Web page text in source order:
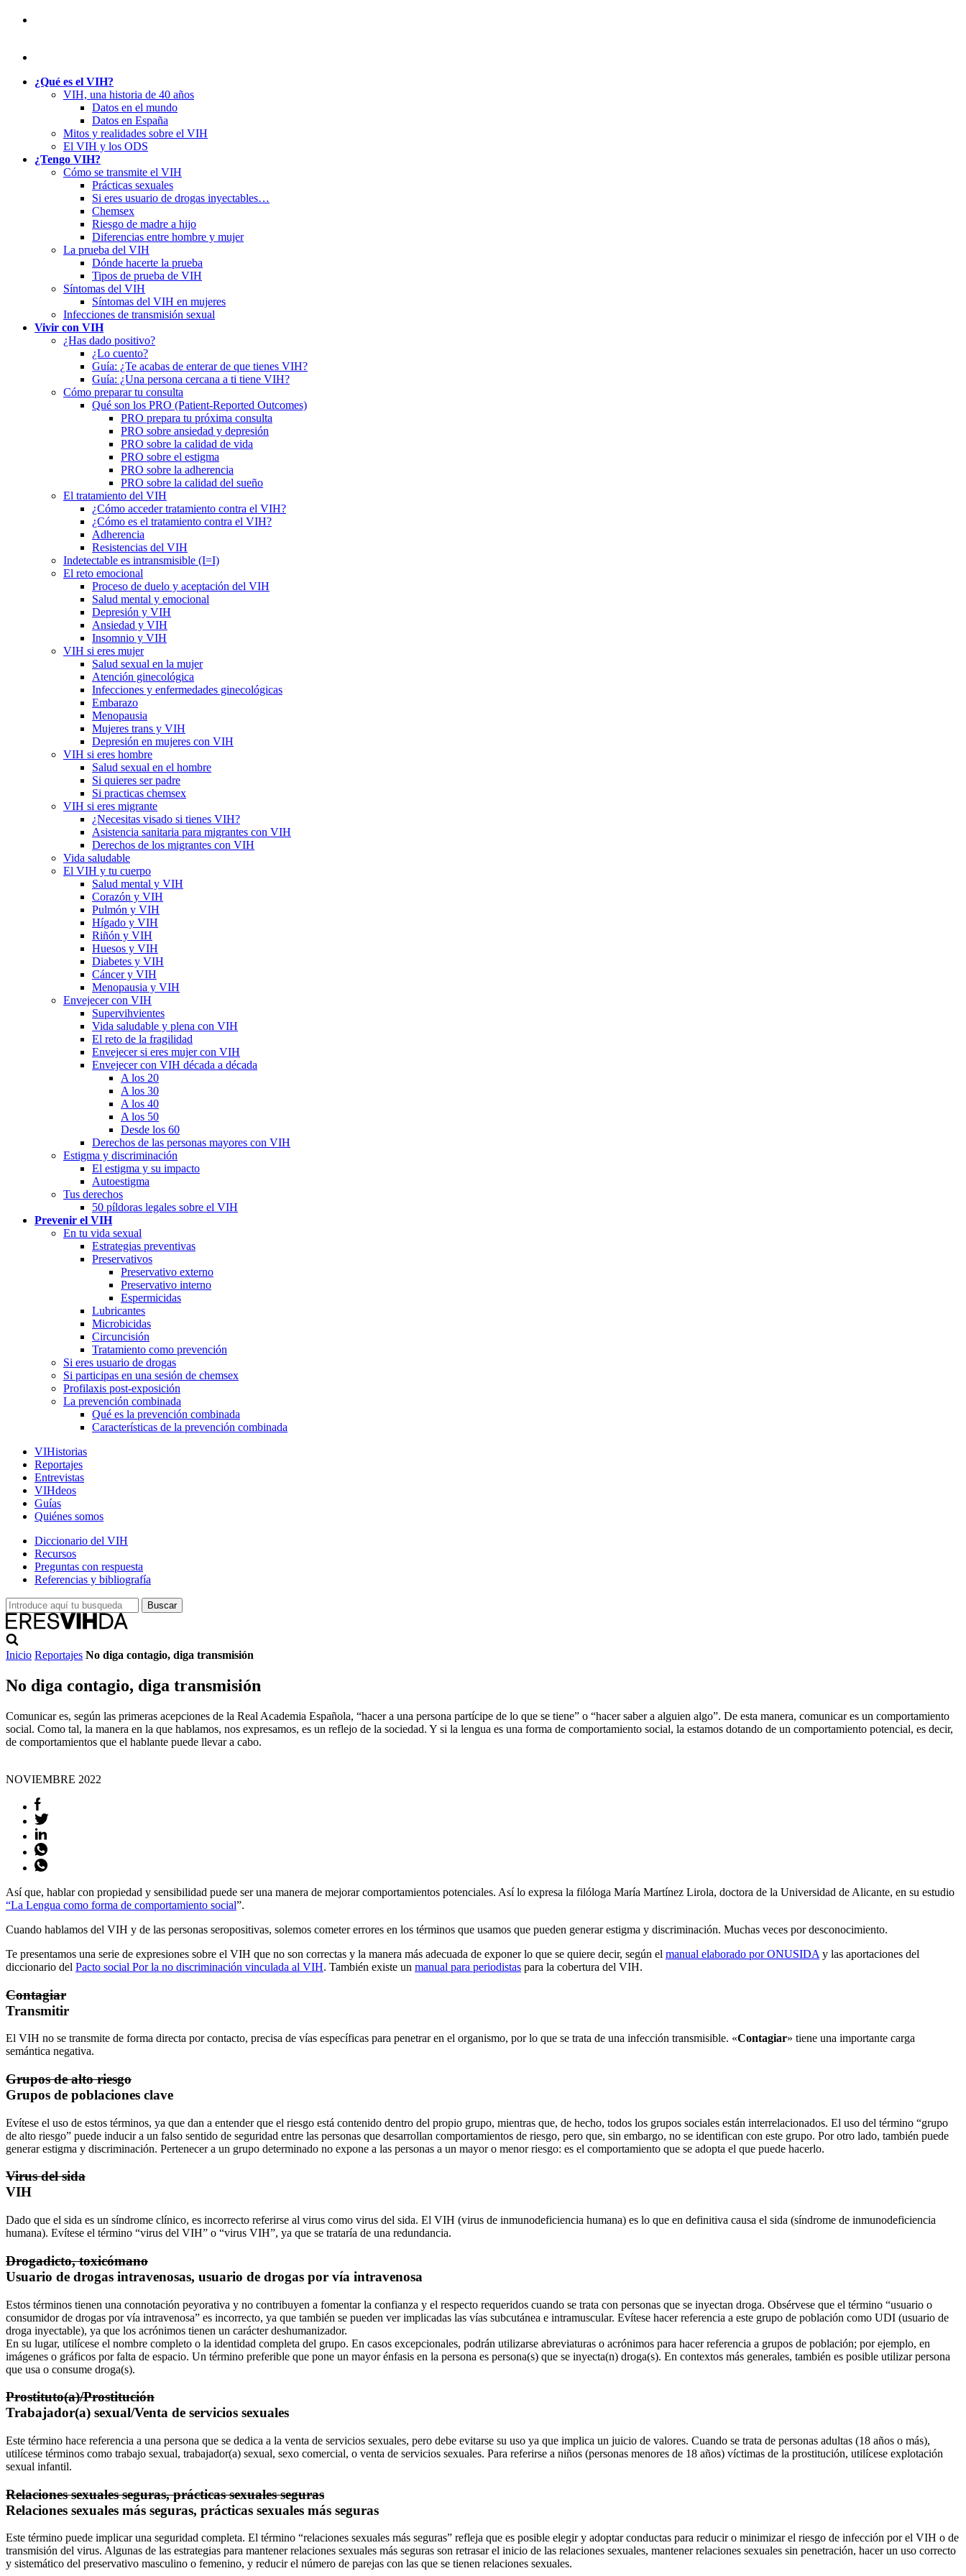
¿Qué es el VIH?
VIH, una historia de 40 años
Datos en el mundo
Datos en España
Mitos y realidades sobre el VIH
El VIH y los ODS
¿Tengo VIH?
Cómo se transmite el VIH
Prácticas sexuales
Si eres usuario de drogas inyectables…
Chemsex
Riesgo de madre a hijo
Diferencias entre hombre y mujer
La prueba del VIH
Dónde hacerte la prueba
Tipos de prueba de VIH
Síntomas del VIH
Síntomas del VIH en mujeres
Infecciones de transmisión sexual
Vivir con VIH
¿Has dado positivo?
¿Lo cuento?
Guía: ¿Te acabas de enterar de que tienes VIH?
Guía: ¿Una persona cercana a ti tiene VIH?
Cómo preparar tu consulta
Qué son los PRO (Patient-Reported Outcomes)
PRO prepara tu próxima consulta
PRO sobre ansiedad y depresión
PRO sobre la calidad de vida
PRO sobre el estigma
PRO sobre la adherencia
PRO sobre la calidad del sueño
El tratamiento del VIH
¿Cómo acceder tratamiento contra el VIH?
¿Cómo es el tratamiento contra el VIH?
Adherencia
Resistencias del VIH
Indetectable es intransmisible (I=I)
El reto emocional
Proceso de duelo y aceptación del VIH
Salud mental y emocional
Depresión y VIH
Ansiedad y VIH
Insomnio y VIH
VIH si eres mujer
Salud sexual en la mujer
Atención ginecológica
Infecciones y enfermedades ginecológicas
Embarazo
Menopausia
Mujeres trans y VIH
Depresión en mujeres con VIH
VIH si eres hombre
Salud sexual en el hombre
Si quieres ser padre
Si practicas chemsex
VIH si eres migrante
¿Necesitas visado si tienes VIH?
Asistencia sanitaria para migrantes con VIH
Derechos de los migrantes con VIH
Vida saludable
El VIH y tu cuerpo
Salud mental y VIH
Corazón y VIH
Pulmón y VIH
Hígado y VIH
Riñón y VIH
Huesos y VIH
Diabetes y VIH
Cáncer y VIH
Menopausia y VIH
Envejecer con VIH
Supervihvientes
Vida saludable y plena con VIH
El reto de la fragilidad
Envejecer si eres mujer con VIH
Envejecer con VIH década a década
A los 20
A los 30
A los 40
A los 50
Desde los 60
Derechos de las personas mayores con VIH
Estigma y discriminación
El estigma y su impacto
Autoestigma
Tus derechos
50 píldoras legales sobre el VIH
Prevenir el VIH
En tu vida sexual
Estrategias preventivas
Preservativos
Preservativo externo
Preservativo interno
Espermicidas
Lubricantes
Microbicidas
Circuncisión
Tratamiento como prevención
Si eres usuario de drogas
Si participas en una sesión de chemsex
Profilaxis post-exposición
La prevención combinada
Qué es la prevención combinada
Características de la prevención combinada
VIHistorias
Reportajes
Entrevistas
VIHdeos
Guías
Quiénes somos
Diccionario del VIH
Recursos
Preguntas con respuesta
Referencias y bibliografía
Inicio Reportajes No diga contagio, diga transmisión
No diga contagio, diga transmisión
Comunicar es, según las primeras acepciones de la Real Academia Española, “hacer a una persona partícipe de lo que se tiene” o “hacer saber a alguien algo”. De esta manera, comunicar es un comportamiento
social. Como tal, la manera en la que hablamos, nos expresamos, es un reflejo de la sociedad. Y si la lengua es una forma de comportamiento social, la estamos dotando de un comportamiento potencial, es decir,
de comportamientos que el hablante puede llevar a cabo.
NOVIEMBRE 2022
Así que, hablar con propiedad y sensibilidad puede ser una manera de mejorar comportamientos potenciales. Así lo expresa la filóloga María Martínez Lirola, doctora de la Universidad de Alicante, en su estudio
“La Lengua como forma de comportamiento social”.
Cuando hablamos del VIH y de las personas seropositivas, solemos cometer errores en los términos que usamos que pueden generar estigma y discriminación. Muchas veces por desconocimiento.
Te presentamos una serie de expresiones sobre el VIH que no son correctas y la manera más adecuada de exponer lo que se quiere decir, según el manual elaborado por ONUSIDA y las aportaciones del
diccionario del Pacto social Por la no discriminación vinculada al VIH. También existe un manual para periodistas para la cobertura del VIH.
Contagiar
Transmitir
El VIH no se transmite de forma directa por contacto, precisa de vías específicas para penetrar en el organismo, por lo que se trata de una infección transmisible. «Contagiar» tiene una importante carga
semántica negativa.
Grupos de alto riesgo
Grupos de poblaciones clave
Evítese el uso de estos términos, ya que dan a entender que el riesgo está contenido dentro del propio grupo, mientras que, de hecho, todos los grupos sociales están interrelacionados. El uso del término “grupo
de alto riesgo” puede inducir a un falso sentido de seguridad entre las personas que desarrollan comportamientos de riesgo, pero que, sin embargo, no se identifican con este grupo. Por otro lado, también puede
generar estigma y discriminación. Pertenecer a un grupo determinado no expone a las personas a un mayor o menor riesgo: es el comportamiento que se adopta el que puede hacerlo.
Virus del sida
VIH
Dado que el sida es un síndrome clínico, es incorrecto referirse al virus como virus del sida. El VIH (virus de inmunodeficiencia humana) es lo que en definitiva causa el sida (síndrome de inmunodeficiencia
humana). Evítese el término “virus del VIH” o “virus VIH”, ya que se trataría de una redundancia.
Drogadicto, toxicómano
Usuario de drogas intravenosas, usuario de drogas por vía intravenosa
Estos términos tienen una connotación peyorativa y no contribuyen a fomentar la confianza y el respecto requeridos cuando se trata con personas que se inyectan droga. Obsérvese que el término “usuario o
consumidor de drogas por vía intravenosa” es incorrecto, ya que también se pueden ver implicadas las vías subcutánea e intramuscular. Evítese hacer referencia a este grupo de población como UDI (usuario de
droga inyectable), ya que los acrónimos tienen un carácter deshumanizador.
En su lugar, utilícese el nombre completo o la identidad completa del grupo. En casos excepcionales, podrán utilizarse abreviaturas o acrónimos para hacer referencia a grupos de población; por ejemplo, en
imágenes o gráficos por falta de espacio. Un término preferible que pone un mayor énfasis en la persona es persona(s) que se inyecta(n) droga(s). En contextos más generales, también es posible utilizar persona
que usa o consume droga(s).
Prostituto(a)/Prostitución
Trabajador(a) sexual/Venta de servicios sexuales
Este término hace referencia a una persona que se dedica a la venta de servicios sexuales, pero debe evitarse su uso ya que implica un juicio de valores. Cuando se trata de personas adultas (18 años o más),
utilícese términos como trabajo sexual, trabajador(a) sexual, sexo comercial, o venta de servicios sexuales. Para referirse a niños (personas menores de 18 años) víctimas de la prostitución, utilícese explotación
sexual infantil.
Relaciones sexuales seguras, prácticas sexuales seguras
Relaciones sexuales más seguras, prácticas sexuales más seguras
Este término puede implicar una seguridad completa. El término “relaciones sexuales más seguras” refleja que es posible elegir y adoptar conductas para reducir o minimizar el riesgo de infección por el VIH o de
transmisión del virus. Algunas de las estrategias para mantener relaciones sexuales más seguras son retrasar el inicio de las relaciones sexuales, mantener relaciones sexuales sin penetración, hacer un uso correcto
y sistemático del preservativo masculino o femenino, y reducir el número de parejas con las que se tienen relaciones sexuales.